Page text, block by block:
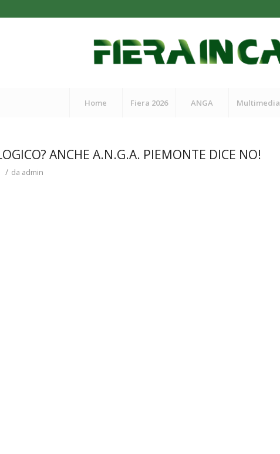
Home Fiera 2026 ANGA Multimedia
ANCHE A.N.G.A. PIEMONTE DICE NO!
/ da admin